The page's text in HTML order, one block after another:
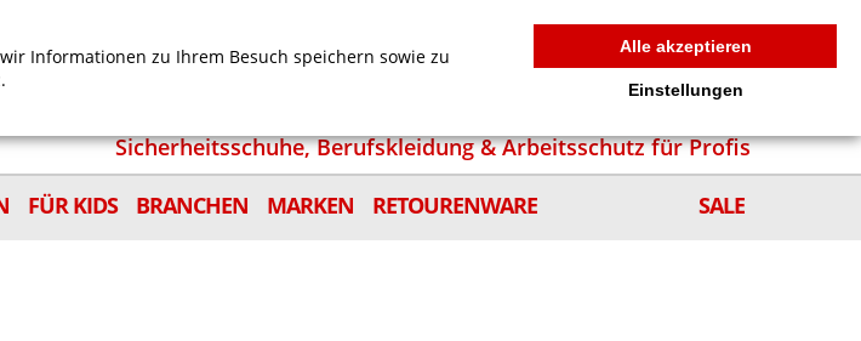
MEIN WARENKORB 0
Sicherheitsschuhe, Berufskleidung & Arbeitsschutz für Profis
FÜR KIDS BRANCHEN MARKEN RETOURENWARE SALE
Informationen zu Ihrem Besuch speichern sowie zu
Alle akzeptieren
Einstellungen